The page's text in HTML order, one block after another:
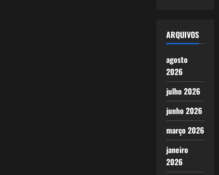
ARQUIVOS
agosto
2026
julho 2026
junho 2026
março 2026
janeiro
2026